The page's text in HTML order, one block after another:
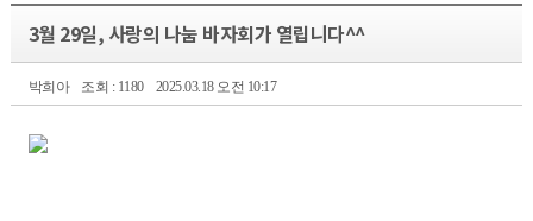
3월 29일, 사랑의 나눔 바자회가 열립니다^^
박희아 조회 : 1180 2025.03.18 오전 10:17